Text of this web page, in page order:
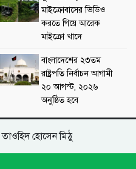
মাইক্রোবাসের ভিডিও
করতে গিয়ে আরেক
মাইক্রো খাদে
বাংলাদেশের ২৩তম
রাষ্ট্রপতি নির্বাচন আগামী
২০ আগস্ট, ২০২৬
অনুষ্ঠিত হবে
হোসেন মিঠু